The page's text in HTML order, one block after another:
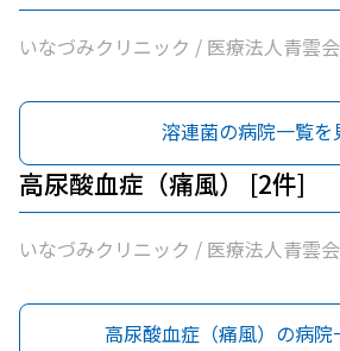
いなづみクリニック / 医療法人青雲
溶連菌の病院一覧を
高尿酸血症（痛風） [2件]
いなづみクリニック / 医療法人青雲
高尿酸血症（痛風）の病院